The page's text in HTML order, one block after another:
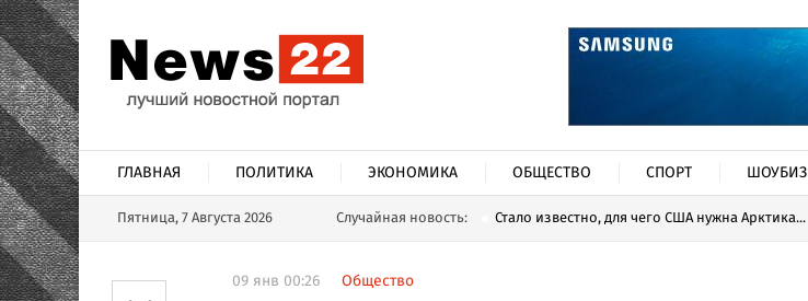
ГЛАВНАЯ ПОЛИТИКА ЭКОНОМИКА ОБЩЕСТВО СПОРТ ШОУБИЗ
Пятница, 7 Августа 2026 Случайная новость: Стало известно, для чего США нужна Арктика...
09 янв 00:26 Общество